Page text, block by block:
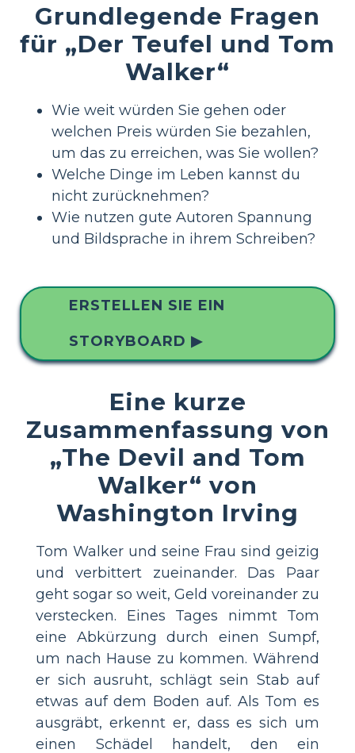
Grundlegende Fragen
für „Der Teufel und Tom
Walker“
Wie weit würden Sie gehen oder
welchen Preis würden Sie bezahlen,
um das zu erreichen, was Sie wollen?
Welche Dinge im Leben kannst du
nicht zurücknehmen?
Wie nutzen gute Autoren Spannung
und Bildsprache in ihrem Schreiben?
ERSTELLEN SIE EIN
STORYBOARD ▶
Eine kurze
Zusammenfassung von
„The Devil and Tom
Walker“ von
Washington Irving
Tom Walker und seine Frau sind geizig
und verbittert zueinander. Das Paar
geht sogar so weit, Geld voreinander zu
verstecken. Eines Tages nimmt Tom
eine Abkürzung durch einen Sumpf,
um nach Hause zu kommen. Während
er sich ausruht, schlägt sein Stab auf
etwas auf dem Boden auf. Als Tom es
ausgräbt, erkennt er, dass es sich um
einen Schädel handelt, den ein